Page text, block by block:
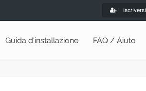
Iscriversi
Guida d'installazione FAQ / Aiuto